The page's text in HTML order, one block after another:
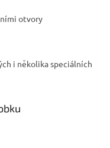
otvory
i několika speciálních